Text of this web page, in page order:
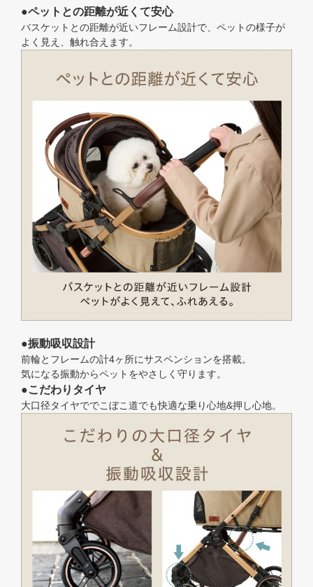
●ペットとの距離が近くて安心
バスケットとの距離が近いフレーム設計で、ペットの様子が
よく見え、触れ合えます。
●振動吸収設計
前輪とフレームの計4ヶ所にサスペンションを搭載。
気になる振動からペットをやさしく守ります。
●こだわりタイヤ
大口径タイヤででこぼこ道でも快適な乗り心地&押し心地。